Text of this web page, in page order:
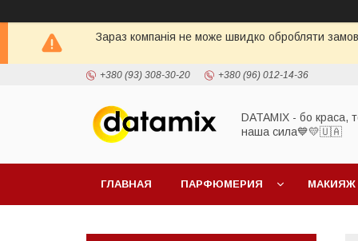
Зараз компанія не може швидко обробляти
+380 (93) 308-30-20 +380 (96) 012-14-36
DATAMIX - бо краcа,
наша сила​💙💛🇺🇦​
ГЛАВНАЯ ПАРФЮМЕРИЯ МАКИЯЖ